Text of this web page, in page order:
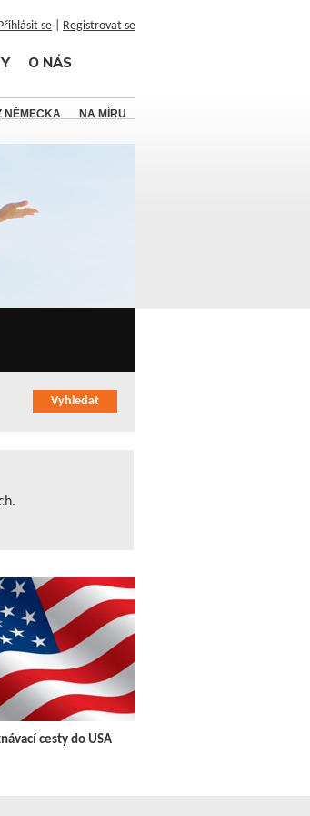
se Registrovat se
O NÁS
NĚMECKA NA MÍRU
Vyhledat
cesty do USA